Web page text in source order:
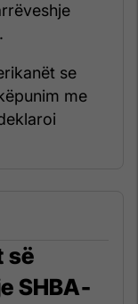
se
me
së
SHBA-